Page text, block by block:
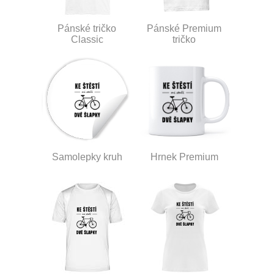
Pánské tričko
Classic
Pánské Premium
tričko
Samolepky kruh Hrnek Premium